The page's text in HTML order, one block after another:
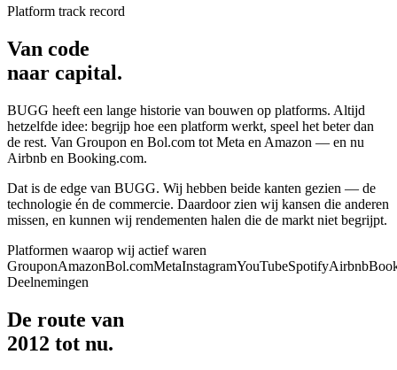
Platform track record
Van code
naar capital.
BUGG heeft een lange historie van bouwen op platforms. Altijd
hetzelfde idee: begrijp hoe een platform werkt, speel het beter dan
de rest. Van Groupon en Bol.com tot Meta en Amazon — en nu
Airbnb en Booking.com.
Dat is de edge van BUGG. Wij hebben beide kanten gezien — de
technologie én de commercie. Daardoor zien wij kansen die anderen
missen, en kunnen wij rendementen halen die de markt niet begrijpt.
Platformen waarop wij actief waren
GrouponAmazonBol.comMetaInstagramYouTubeSpotifyAirbnb
Deelnemingen
De route van
2012 tot nu.